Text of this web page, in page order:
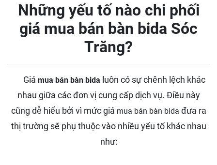
Những yếu tố nào chi phối
giá mua bán bàn bida Sóc
Trăng?
Giá mua bán bàn bida luôn có sự chênh lệch khác
nhau giữa các đơn vị cung cấp dịch vụ. Điều này
cũng dễ hiểu bởi vì mức giá mua bán bàn bida đưa ra
thị trường sẽ phụ thuộc vào nhiều yếu tố khác nhau
như: